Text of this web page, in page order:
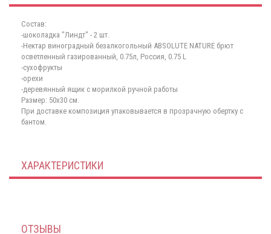
Состав:
-шоколадка "Линдт" - 2 шт.
-Нектар виноградный безалкогольный ABSOLUTE NATURE брют
осветленный газированный, 0.75л, Россия, 0.75 L
-сухофрукты
-орехи
-деревянный ящик с морилкой ручной работы
Размер: 50х30 см.
При доставке композиция упаковывается в прозрачную обертку с
бантом.
ХАРАКТЕРИСТИКИ
ОТЗЫВЫ